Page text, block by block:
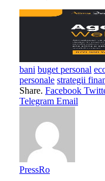
bani buget personal
personale strategii
Share. Facebook
Telegram Email
PressRo